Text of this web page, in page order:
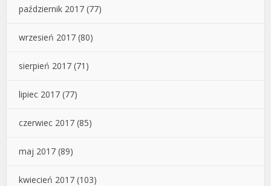
październik 2017 (77)
wrzesień 2017 (80)
sierpień 2017 (71)
lipiec 2017 (77)
czerwiec 2017 (85)
maj 2017 (89)
kwiecień 2017 (103)